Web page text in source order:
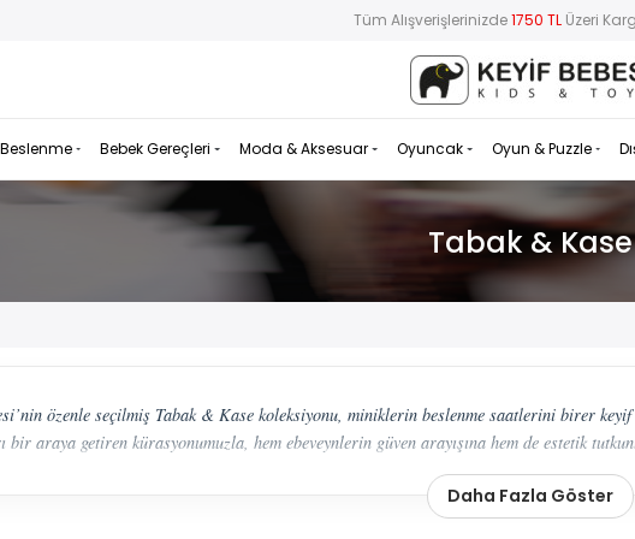
Tüm Alışverişlerinizde1750 TL Üzeri
Beslenme Bebek Gereçleri Moda & Aksesuar Oyuncak Oyun & Puzzle
Tabak & Kase
özenle seçilmiş Tabak & Kase koleksiyonu, miniklerin beslenme saatlerini birer
bir araya getiren kürasyonumuzla, hem ebeveynlerin güven arayışına hem de estetik
sadece karın doyurmak değil, aynı zamanda miniklerin motor becerilerini
Daha Fazla Göster